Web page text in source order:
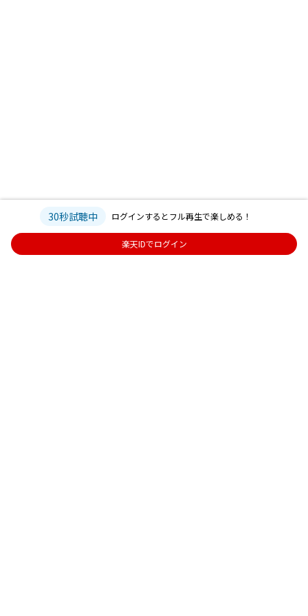
30秒試聴中 ログインするとフル再生で楽しめる！
楽天IDでログイン